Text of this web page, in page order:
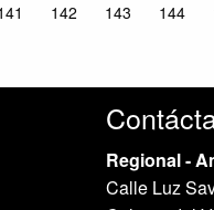
142 143 144
Regional -
Calle Luz